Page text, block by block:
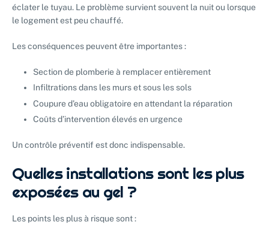
éclater le tuyau. Le problème survient souvent la nuit ou lorsque
le logement est peu chauffé.
Les conséquences peuvent être importantes :
Section de plomberie à remplacer entièrement
Infiltrations dans les murs et sous les sols
Coupure d’eau obligatoire en attendant la réparation
Coûts d’intervention élevés en urgence
Un contrôle préventif est donc indispensable.
Quelles installations sont les plus
exposées au gel ?
Les points les plus à risque sont :